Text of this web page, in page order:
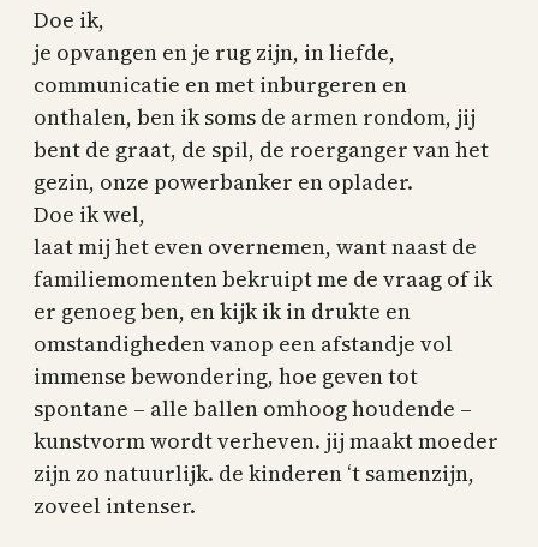
Doe ik,
je opvangen en je rug zijn, in liefde,
communicatie en met inburgeren en
onthalen, ben ik soms de armen rondom, jij
bent de graat, de spil, de roerganger van het
gezin, onze powerbanker en oplader.
Doe ik wel,
laat mij het even overnemen, want naast de
familiemomenten bekruipt me de vraag of ik
er genoeg ben, en kijk ik in drukte en
omstandigheden vanop een afstandje vol
immense bewondering, hoe geven tot
spontane – alle ballen omhoog houdende –
kunstvorm wordt verheven. jij maakt moeder
zijn zo natuurlijk. de kinderen ‘t samenzijn,
zoveel intenser.